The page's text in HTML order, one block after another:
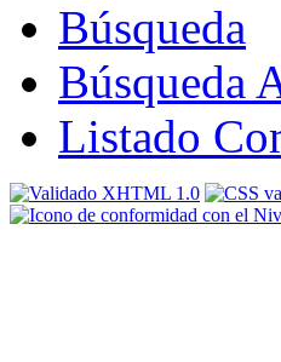
Búsqueda
Búsqueda
Listado